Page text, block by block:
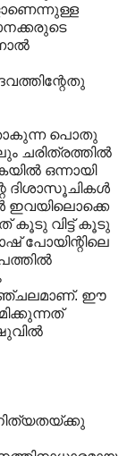
പൊതു
ചരിത്രത്തിൽ
ഒന്നായി
ദിശാസൂചികള്‍
ഇവയിലൊക്കെ
കൂടു വിട്ട്‌ കൂടു
പോയിന്റിലെ
ഈ